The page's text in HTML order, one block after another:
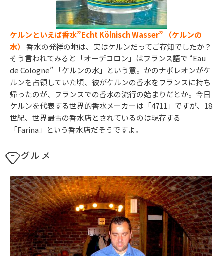
ケルンといえば香水”Echt Kölnisch Wasser” （ケルンの
水）
香水の発祥の地は、実はケルンだってご存知でしたか？
そう言われてみると「オーデコロン」はフランス語で “Eau
de Cologne” 「ケルンの水」という意。かのナポレオンがケ
ルンを占領していた頃、彼がケルンの香水をフランスに持ち
帰ったのが、フランスでの香水の流行の始まりだとか。今日
ケルンを代表する世界的香水メーカーは「4711」ですが、18
世紀、世界最古の香水店とされているのは現存する
「Farina」という香水店だそうですよ。
グルメ